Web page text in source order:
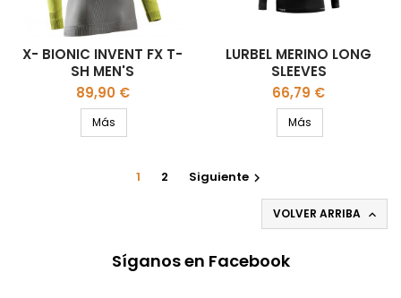
X- BIONIC INVENT FX T-
SH MEN'S
Precio
89,90 €
Más
LURBEL MERINO LONG
SLEEVES
Precio
66,79 €
Más
1 2 Siguiente 
VOLVER ARRIBA 
Síganos en Facebook